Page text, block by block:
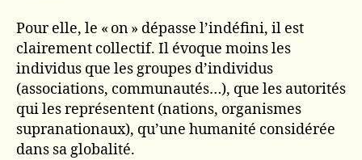
Pour elle, le « on » dépasse l’indéfini, il est
clairement collectif. Il évoque moins les
individus que les groupes d’individus
(associations, communautés…), que les autorités
qui les représentent (nations, organismes
supranationaux), qu’une humanité considérée
dans sa globalité.